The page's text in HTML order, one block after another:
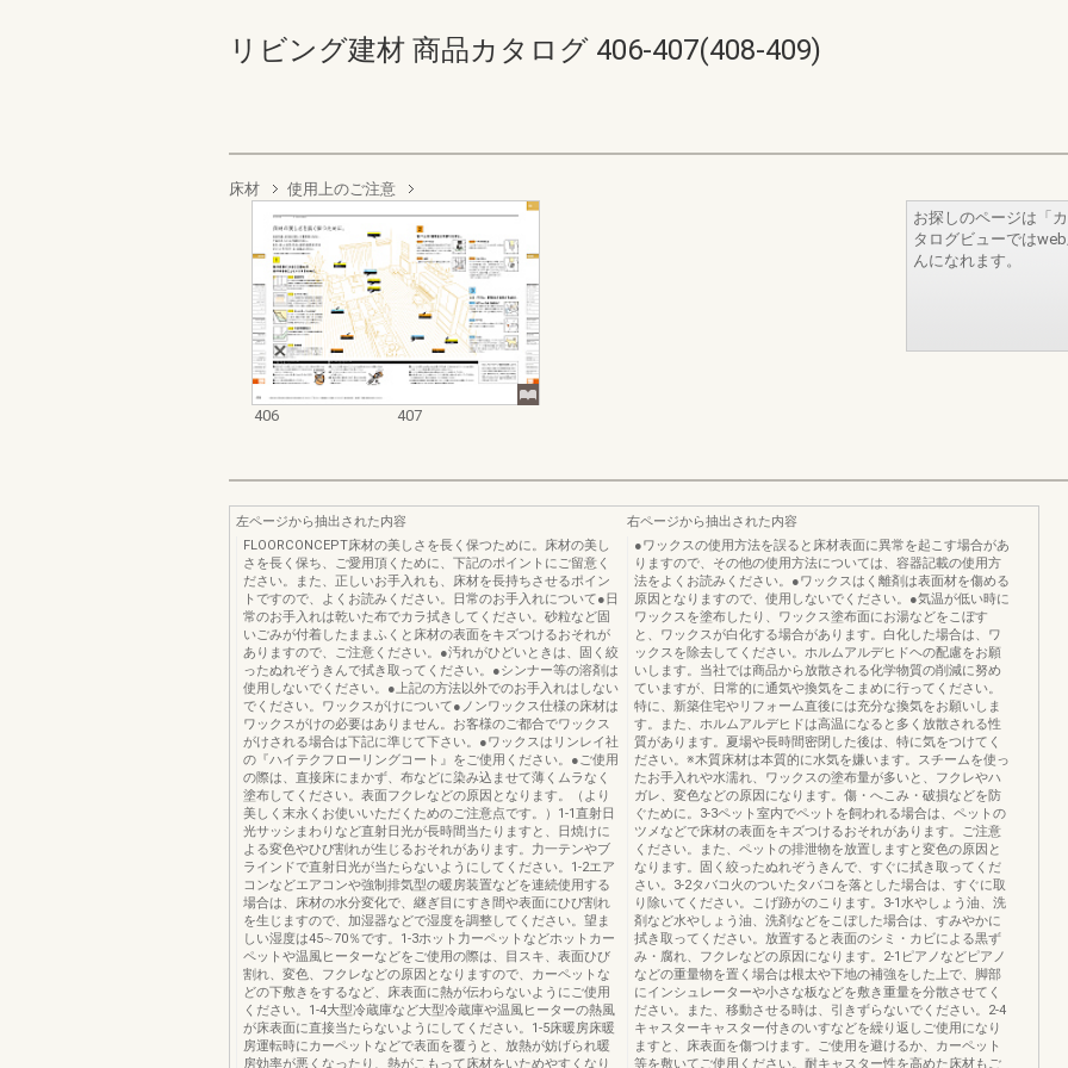
リビング建材 商品カタログ 406-407(408-409)
床材 使用上のご注意
406 407
お探しのページは「
タログビューでは
んになれます。
左ページから抽出された内容
FLOORCONCEPT床材の美しさを長く保つために。床材の美し
さを長く保ち、ご愛用頂くために、下記のポイントにご留意く
ださい。また、正しいお手入れも、床材を長持ちさせるポイン
トですので、よくお読みください。日常のお手入れについて●日
常のお手入れは乾いた布でカラ拭きしてください。砂粒など固
いごみが付着したままふくと床材の表面をキズつけるおそれが
ありますので、ご注意ください。●汚れがひどいときは、固く絞
ったぬれぞうきんで拭き取ってください。●シンナー等の溶剤は
使用しないでください。●上記の方法以外でのお手入れはしない
でください。ワックスがけについて●ノンワックス仕様の床材は
ワックスがけの必要はありません。お客様のご都合でワックス
がけされる場合は下記に準じて下さい。●ワックスはリンレイ社
の『ハイテクフローリングコート』をご使用ください。●ご使用
の際は、直接床にまかず、布などに染み込ませて薄くムラなく
塗布してください。表面フクレなどの原因となります。（より
美しく末永くお使いいただくためのご注意点です。）1-1直射日
光サッシまわりなど直射日光が長時間当たりますと、日焼けに
よる変色やひび割れが生じるおそれがあります。力一テンやブ
ラインドで直射日光が当たらないようにしてください。1-2エア
コンなどエアコンや強制排気型の暖房装置などを連続使用する
場合は、床材の水分変化で、継ぎ目にすき間や表面にひび割れ
を生じますので、加湿器などで湿度を調整してください。望ま
しい湿度は45∼70％です。1-3ホット力ーペットなどホットカー
ペットや温風ヒーターなどをご使用の際は、目スキ、表面ひび
割れ、変色、フクレなどの原因となりますので、カーペットな
どの下敷きをするなど、床表面に熱が伝わらないようにご使用
ください。1-4大型冷蔵庫など大型冷蔵庫や温風ヒーターの熱風
が床表面に直接当たらないようにしてください。1-5床暖房床暖
房運転時にカーペットなどで表面を覆うと、放熱が妨げられ暖
房効率が悪くなったり、熱がこもって床材をいためやすくなり
右ページから抽出された内容
●ワックスの使用方法を誤ると床材表面に異常を起こす場合があ
りますので、その他の使用方法については、容器記載の使用方
法をよくお読みください。●ワックスはく離剤は表面材を傷める
原因となりますので、使用しないでください。●気温が低い時に
ワックスを塗布したり、ワックス塗布面にお湯などをこぼす
と、ワックスが白化する場合があります。白化した場合は、ワ
ックスを除去してください。ホルムアルデヒドヘの配慮をお願
いします。当社では商品から放散される化学物質の削減に努め
ていますが、日常的に通気や換気をこまめに行ってください。
特に、新築住宅やリフォーム直後には充分な換気をお願いしま
す。また、ホルムアルデヒドは高温になると多く放散される性
質があります。夏場や長時間密閉した後は、特に気をつけてく
ださい。※木質床材は本質的に水気を嫌います。スチームを使っ
たお手入れや水濡れ、ワックスの塗布量が多いと、フクレやハ
ガレ、変色などの原因になります。傷・へこみ・破損などを防
ぐために。3-3ペット室内でペットを飼われる場合は、ペットの
ツメなどで床材の表面をキズつけるおそれがあります。ご注意
ください。また、ペットの排泄物を放置しますと変色の原因と
なります。固く絞ったぬれぞうきんで、すぐに拭き取ってくだ
さい。3-2タバコ火のついたタバコを落とした場合は、すぐに取
り除いてください。こげ跡がのこります。3-1水やしょう油、洗
剤など水やしょう油、洗剤などをこぼした場合は、すみやかに
拭き取ってください。放置すると表面のシミ・カビによる黒ず
み・腐れ、フクレなどの原因になります。2-1ピアノなどピアノ
などの重量物を置く場合は根太や下地の補強をした上で、脚部
にインシュレーターや小さな板などを敷き重量を分散させてく
ださい。また、移動させる時は、引きずらないでください。2-4
キャスターキャスター付きのいすなどを繰り返しご使用になり
ますと、床表面を傷つけます。ご使用を避けるか、カーペット
等を敷いてご使用ください。耐キャスター性を高めた床材もご